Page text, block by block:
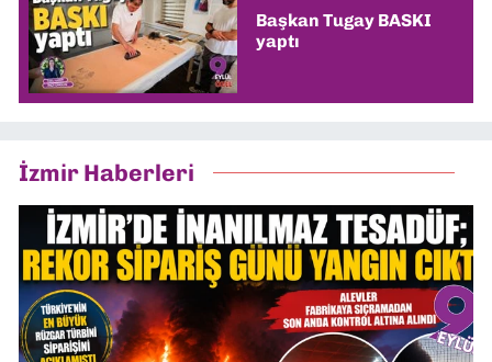
Başkan Tugay BASKI
yaptı
İzmir Haberleri